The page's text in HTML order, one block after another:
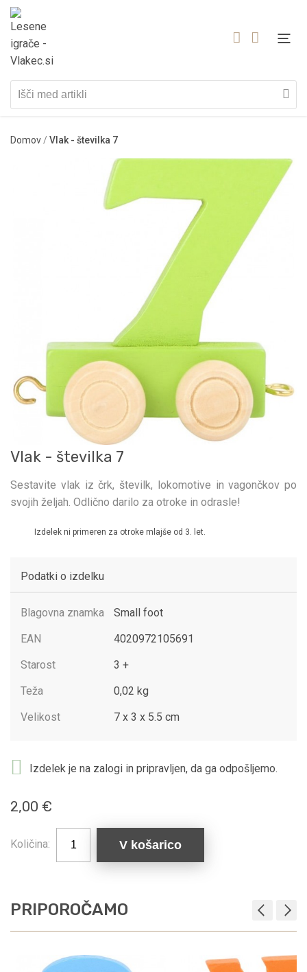
Domov / Vlak - številka 7
Vlak - številka 7
Sestavite vlak iz črk, številk, lokomotive in vagončkov po
svojih željah. Odlično darilo za otroke in odrasle!
Izdelek ni primeren za otroke mlajše od 3. let.
Podatki o izdelku
Blagovna znamka
Small foot
EAN
4020972105691
Starost
3 +
Teža
0,02 kg
Velikost
7 x 3 x 5.5 cm
Izdelek je na zalogi in pripravljen, da ga odpošljemo.
2,00 €
Količina: V košarico
PRIPOROČAMO